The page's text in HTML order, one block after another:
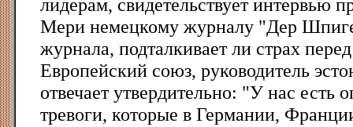
лидерам, свидетельствует интервью
Мери немецкому журналу "Дер
журнала, подталкивает ли страх
Европейский союз, руководитель
отвечает утвердительно: "У нас есть
тревоги, которые в Германии,